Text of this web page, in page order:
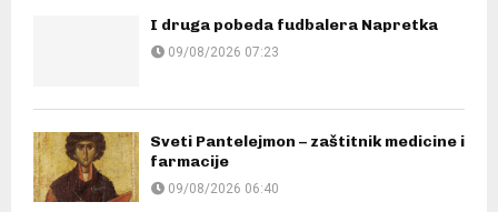
I druga pobeda fudbalera Napretka
09/08/2026 07:23
Sveti Pantelejmon – zaštitnik medicine i
farmacije
09/08/2026 06:40